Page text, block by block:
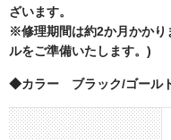
ざいます。
※修理期間は約2か月かかり
ルをご準備いたします。)
◆カラー ブラック/ゴール